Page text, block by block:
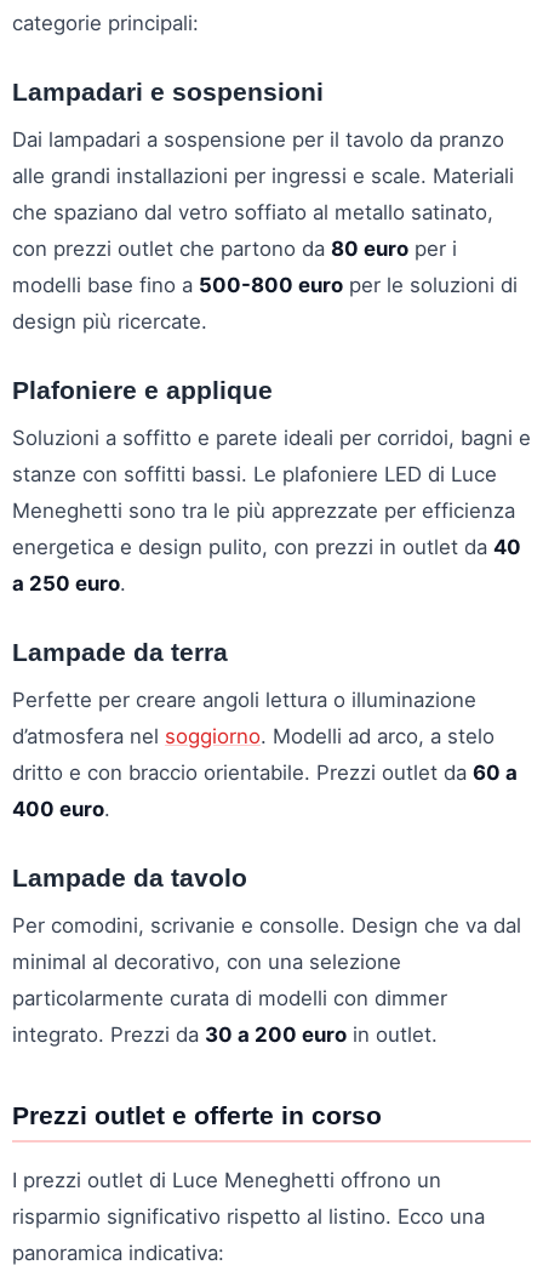
categorie principali:
Lampadari e sospensioni
Dai lampadari a sospensione per il tavolo da pranzo
alle grandi installazioni per ingressi e scale. Materiali
che spaziano dal vetro soffiato al metallo satinato,
con prezzi outlet che partono da 80 euro per i
modelli base fino a 500-800 euro per le soluzioni di
design più ricercate.
Plafoniere e applique
Soluzioni a soffitto e parete ideali per corridoi, bagni e
stanze con soffitti bassi. Le plafoniere LED di Luce
Meneghetti sono tra le più apprezzate per efficienza
energetica e design pulito, con prezzi in outlet da 40
a 250 euro.
Lampade da terra
Perfette per creare angoli lettura o illuminazione
d’atmosfera nel soggiorno. Modelli ad arco, a stelo
dritto e con braccio orientabile. Prezzi outlet da 60 a
400 euro.
Lampade da tavolo
Per comodini, scrivanie e consolle. Design che va dal
minimal al decorativo, con una selezione
particolarmente curata di modelli con dimmer
integrato. Prezzi da 30 a 200 euro in outlet.
Prezzi outlet e offerte in corso
I prezzi outlet di Luce Meneghetti offrono un
risparmio significativo rispetto al listino. Ecco una
panoramica indicativa: